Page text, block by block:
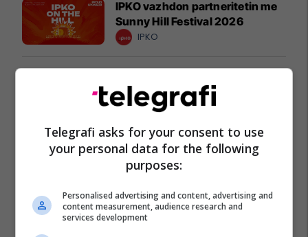
IPKO vazhdon partneritetin me
Sunny Hill Festival 2026
IPKO
më 3, 4 dhe 5 gusht në Prishtinë
Expo Prishtina
Telegrafi asks for your consent to use
your personal data for the following
purposes:
Personalised advertising and content, advertising and
content measurement, audience research and
services development